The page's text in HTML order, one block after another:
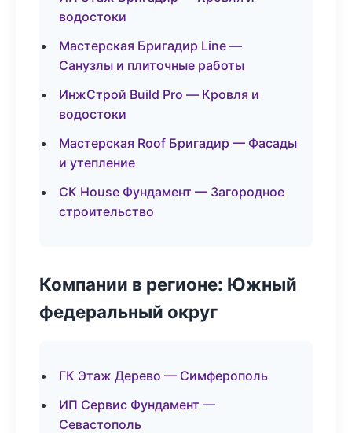
водостоки
Мастерская Бригадир Line —
Санузлы и плиточные работы
ИнжСтрой Build Pro — Кровля и
водостоки
Мастерская Roof Бригадир — Фасады
и утепление
СК House Фундамент — Загородное
строительство
Компании в регионе: Южный
федеральный округ
ГК Этаж Дерево — Симферополь
ИП Сервис Фундамент —
Севастополь